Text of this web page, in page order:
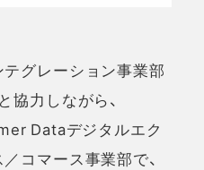
グレーション事業部
協力しながら、
Dataデジタルエク
コマース事業部で、